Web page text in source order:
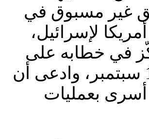
غير مسبوق في
لإسرائيل،
في خطابه على
تصوير إسرائيل كضحية للإرهاب والبربرية. مشبهاً يوم 7 أكتوبر بأحداث 11 سبتمبر، وادعى أن
إسرائيل تحارب “البربرية” وتحمي “الحضارة”. مضيفاً أن جيشه استعاد 7 أسرى بعمليات